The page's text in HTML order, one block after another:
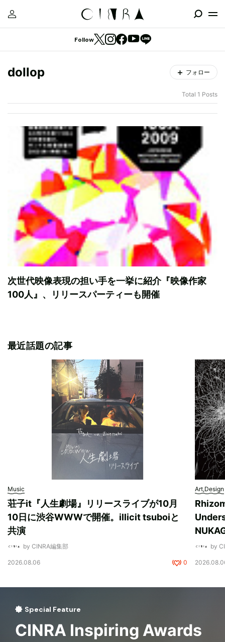
Follow
dollop フォロー
Total 1 Posts
次世代映像表現の担い手を一挙に紹介『映像作家
100人』、リリースパーティーも開催
最近話題の記事
Music
荘子it『人生劇場』リリースライブが10月
10日に渋谷WWWで開催。illicit tsuboiと
共演
by CINRA編集部
2026.08.06 0
Art,Design
by
Special Feature
CINRA Inspiring Awards